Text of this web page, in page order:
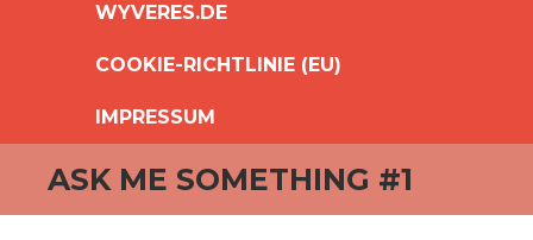
SPRINGEN
WYVERES.DE
COOKIE-RICHTLINIE (EU)
IMPRESSUM
ASK ME SOMETHING #1